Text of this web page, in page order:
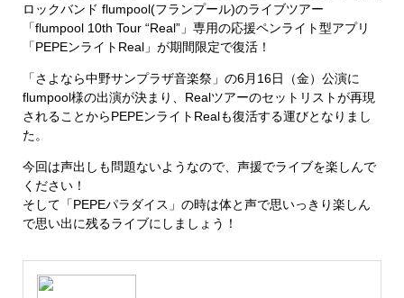
ロックバンド flumpool(フランプール)のライブツアー
「flumpool 10th Tour “Real”」専用の応援ペンライト型アプリ
「PEPEンライトReal」が期間限定で復活！
「さよなら中野サンプラザ音楽祭」の6月16日（金）公演に
flumpool様の出演が決まり、Realツアーのセットリストが再現
されることからPEPEンライトRealも復活する運びとなりまし
た。
今回は声出しも問題ないようなので、声援でライブを楽しんで
ください！
そして「PEPEパラダイス」の時は体と声で思いっきり楽しん
で思い出に残るライブにしましょう！